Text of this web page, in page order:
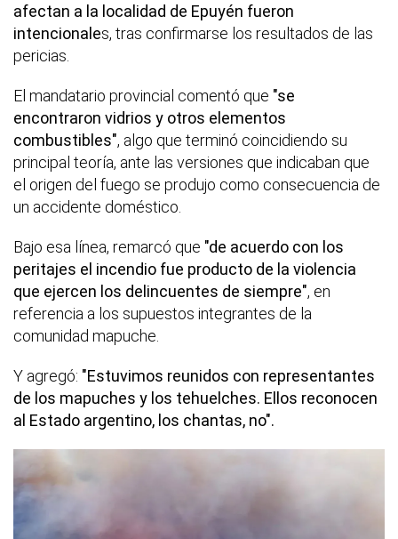
afectan a la localidad de Epuyén fueron
intencionales, tras confirmarse los resultados de las
pericias.
El mandatario provincial comentó que "se
encontraron vidrios y otros elementos
combustibles", algo que terminó coincidiendo su
principal teoría, ante las versiones que indicaban que
el origen del fuego se produjo como consecuencia de
un accidente doméstico.
Bajo esa línea, remarcó que "de acuerdo con los
peritajes el incendio fue producto de la violencia
que ejercen los delincuentes de siempre", en
referencia a los supuestos integrantes de la
comunidad mapuche.
Y agregó: "Estuvimos reunidos con representantes
de los mapuches y los tehuelches. Ellos reconocen
al Estado argentino, los chantas, no".